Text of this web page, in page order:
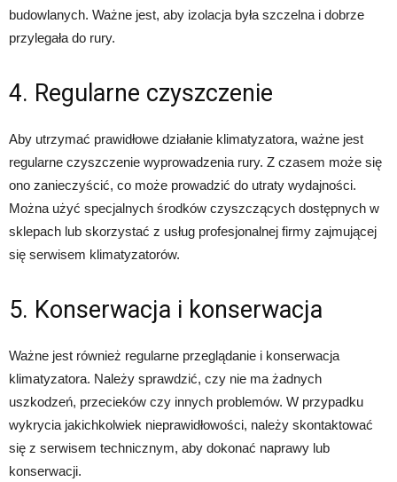
budowlanych. Ważne jest, aby izolacja była szczelna i dobrze
przylegała do rury.
4. Regularne czyszczenie
Aby utrzymać prawidłowe działanie klimatyzatora, ważne jest
regularne czyszczenie wyprowadzenia rury. Z czasem może się
ono zanieczyścić, co może prowadzić do utraty wydajności.
Można użyć specjalnych środków czyszczących dostępnych w
sklepach lub skorzystać z usług profesjonalnej firmy zajmującej
się serwisem klimatyzatorów.
5. Konserwacja i konserwacja
Ważne jest również regularne przeglądanie i konserwacja
klimatyzatora. Należy sprawdzić, czy nie ma żadnych
uszkodzeń, przecieków czy innych problemów. W przypadku
wykrycia jakichkolwiek nieprawidłowości, należy skontaktować
się z serwisem technicznym, aby dokonać naprawy lub
konserwacji.